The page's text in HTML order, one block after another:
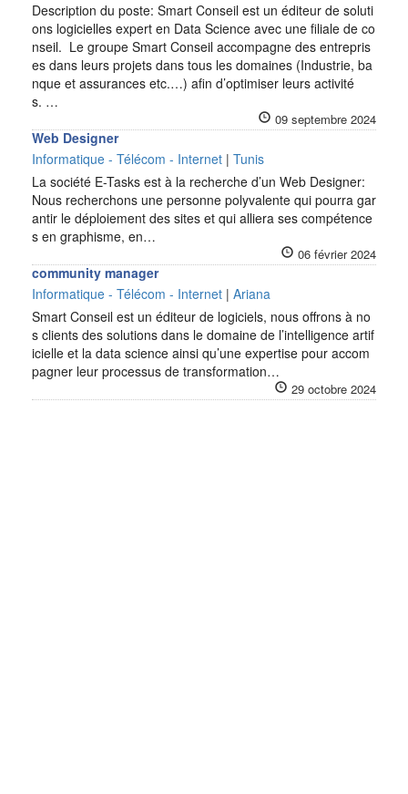
Description du poste: Smart Conseil est un éditeur de soluti
ons logicielles expert en Data Science avec une filiale de co
nseil. Le groupe Smart Conseil accompagne des entrepris
es dans leurs projets dans tous les domaines (Industrie, ba
nque et assurances etc.…) afin d’optimiser leurs activité
s. …
09 septembre 2024
Web Designer
Informatique - Télécom - Internet | Tunis
La société E-Tasks est à la recherche d’un Web Designer:
Nous recherchons une personne polyvalente qui pourra gar
antir le déploiement des sites et qui alliera ses compétence
s en graphisme, en…
06 février 2024
community manager
Informatique - Télécom - Internet | Ariana
Smart Conseil est un éditeur de logiciels, nous offrons à no
s clients des solutions dans le domaine de l’intelligence artif
icielle et la data science ainsi qu’une expertise pour accom
pagner leur processus de transformation…
29 octobre 2024